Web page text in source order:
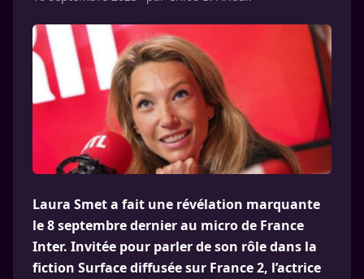
Laura Smet a fait une révélation marquante
le 8 septembre dernier au micro de France
Inter. Invitée pour parler de son rôle dans la
fiction Surface diffusée sur France 2, l’actrice